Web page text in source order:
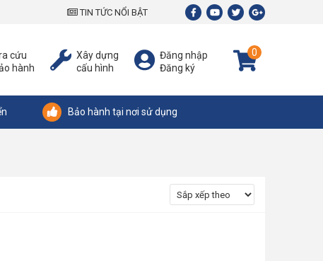
TIN TỨC NỔI BẬT
cứu
hành
Xây dựng
cấu hình
Đăng nhập
Đăng ký
0
Bảo hành tại nơi sử dụng